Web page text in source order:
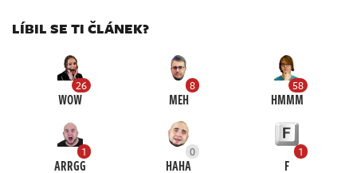
LÍBIL SE TI ČLÁNEK?
26
WOW
8
MEH
58
HMMM
1
ARRGG
0
HAHA
1
F